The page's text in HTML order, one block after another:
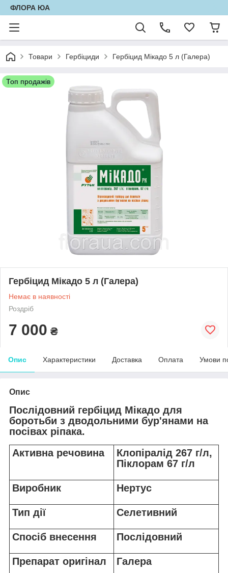
ФЛОРА ЮА
Товари Гербіциди Гербіцид Мікадо 5 л (Галера)
Топ продажів
Гербіцид Мікадо 5 л (Галера)
Немає в наявності
Роздріб
7 000 ₴
Опис Характеристики Доставка Оплата Умови
Опис
Послідовний гербіцид Мікадо для
боротьби з дводольними бур'янами на
посівах ріпака.
Активна речовина
Клопіралід 267 г/л,
Піклорам 67 г/л
Виробник Нертус
Тип дії Селетивний
Спосіб внесення Послідовний
Препарат оригінал Галера